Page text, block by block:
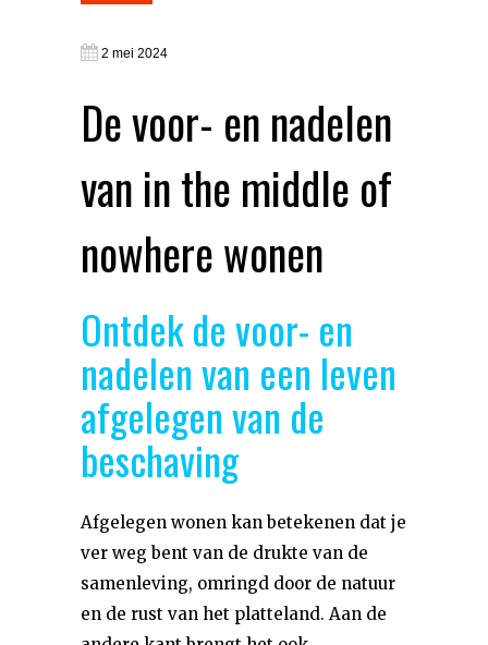
2 mei 2024
De voor- en nadelen
van in the middle of
nowhere wonen
Ontdek de voor- en
nadelen van een leven
afgelegen van de
beschaving
Afgelegen wonen kan betekenen dat je
ver weg bent van de drukte van de
samenleving, omringd door de natuur
en de rust van het platteland. Aan de